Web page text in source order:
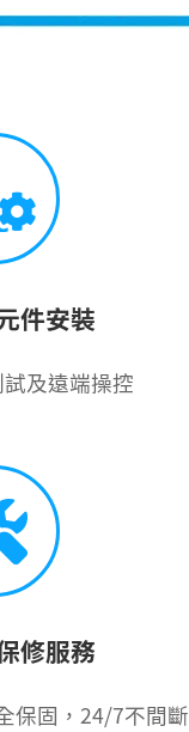
件安裝
及遠端操控
修服務
保固，24/7不間斷